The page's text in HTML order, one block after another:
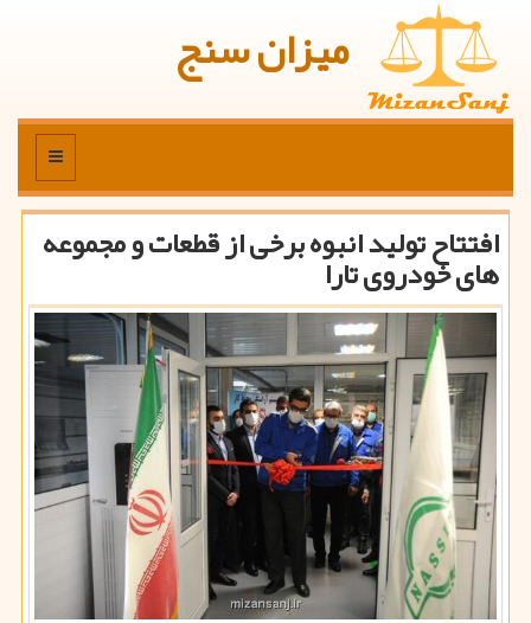
میزان سنج
منو
افتتاح تولید انبوه برخی از قطعات و مجموعه
های خودروی تارا